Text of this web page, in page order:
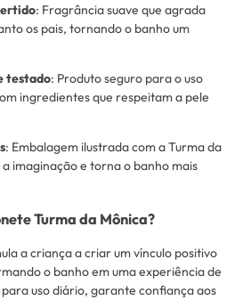
: Fragrância suave que agrada
os pais, tornando o banho um
testado: Produto seguro para o uso
ingredientes que respeitam a pele
: Embalagem ilustrada com a Turma da
imaginação e torna o banho mais
Turma da Mônica?
a criança a criar um vínculo positivo
o banho em uma experiência de
uso diário, garante confiança aos